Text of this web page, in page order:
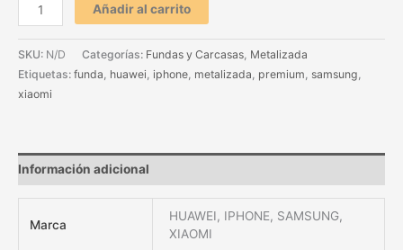
Añadir al carrito
SKU: N/D Categorías: Fundas y Carcasas Metalizada
Etiquetas: funda huawei iphone metalizada premium samsung
xiaomi
Información adicional
Marca
HUAWEI, IPHONE, SAMSUNG,
XIAOMI